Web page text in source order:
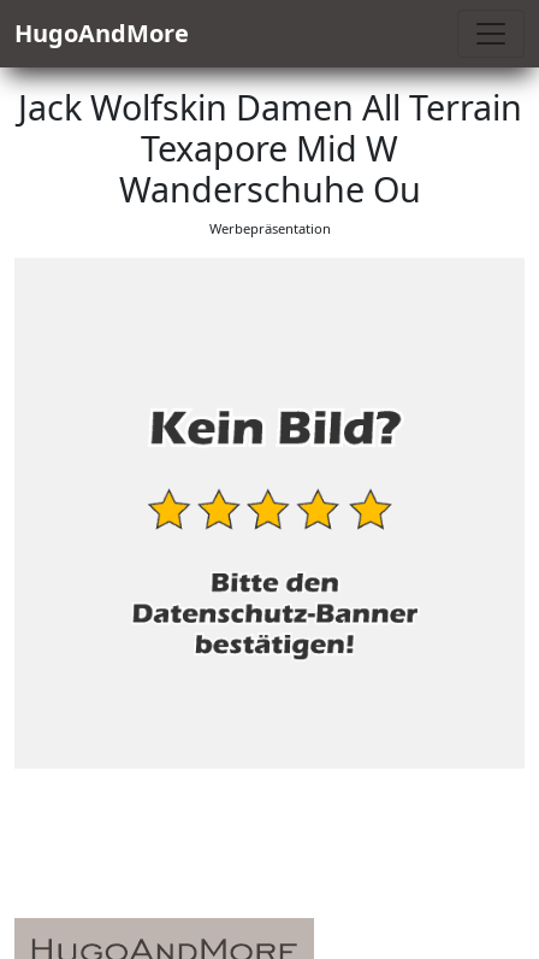
HugoAndMore
Jack Wolfskin Damen All Terrain
Texapore Mid W
Wanderschuhe Ou
Werbepräsentation